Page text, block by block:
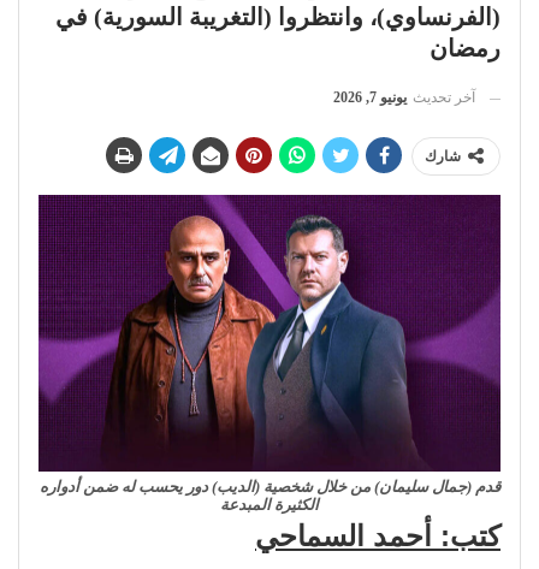
(الفرنساوي)، وانتظروا (التغريبة السورية) في
رمضان
آخر تحديث يونيو 7, 2026
شارك
قدم (جمال سليمان) من خلال شخصية (الديب) دور يحسب له ضمن أدواره
الكثيرة المبدعة
كتب: أحمد السماحي